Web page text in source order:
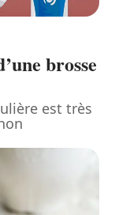
brosse
est très